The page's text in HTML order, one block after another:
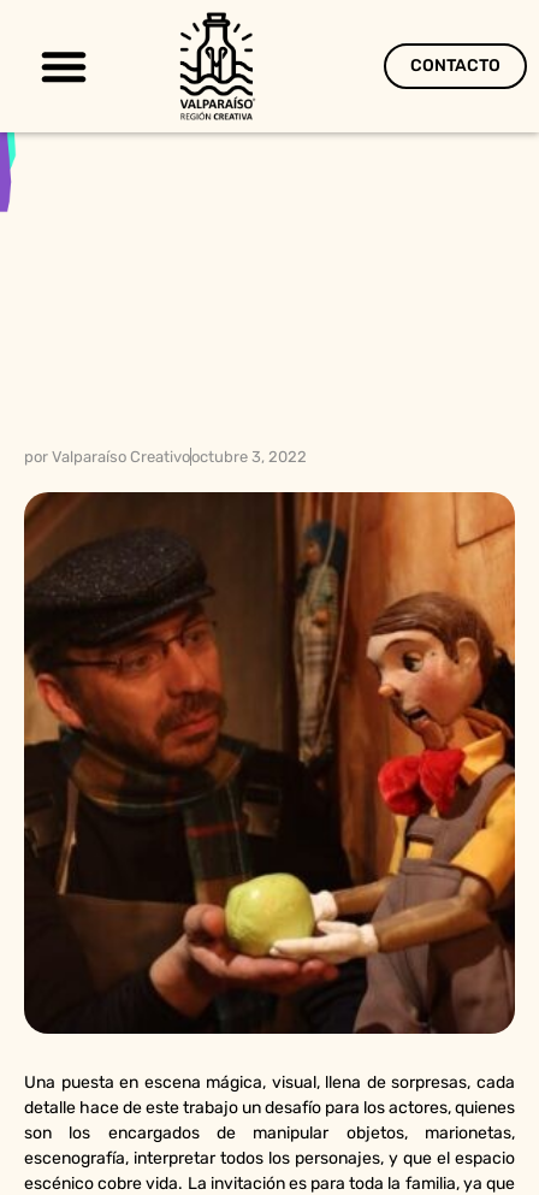
CONTACTO
por Valparaíso Creativooctubre 3, 2022
Una puesta en escena mágica, visual, llena de sorpresas, cada
detalle hace de este trabajo un desafío para los actores, quienes
son los encargados de manipular objetos, marionetas,
escenografía, interpretar todos los personajes, y que el espacio
escénico cobre vida. La invitación es para toda la familia, ya que